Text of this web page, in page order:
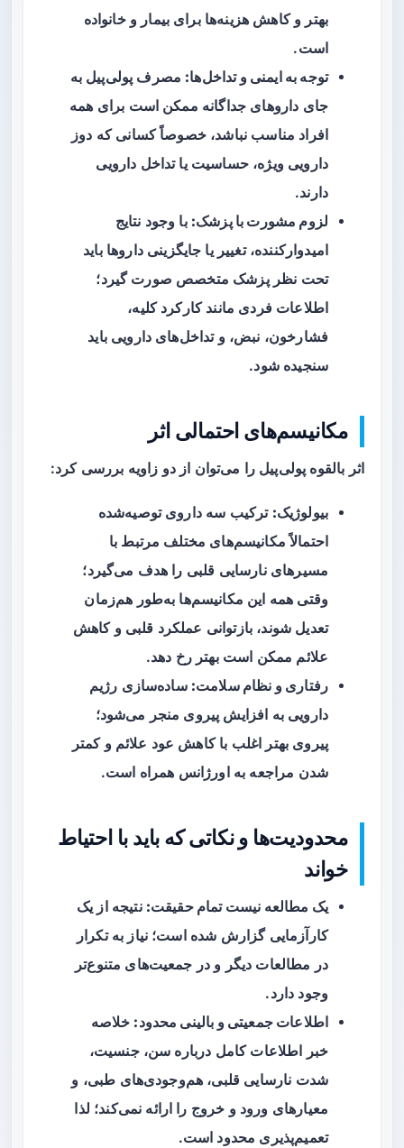
بهتر و کاهش هزینه‌ها برای بیمار و خانواده
است.
توجه به ایمنی و تداخل‌ها: مصرف پولی‌پیل به
جای داروهای جداگانه ممکن است برای همه
افراد مناسب نباشد، خصوصاً کسانی که دوز
دارویی ویژه، حساسیت یا تداخل دارویی
دارند.
لزوم مشورت با پزشک: با وجود نتایج
امیدوارکننده، تغییر یا جایگزینی داروها باید
تحت نظر پزشک متخصص صورت گیرد؛
اطلاعات فردی مانند کارکرد کلیه،
فشارخون، نبض، و تداخل‌های دارویی باید
سنجیده شود.
مکانیسم‌های احتمالی اثر
اثر بالقوه پولی‌پیل را می‌توان از دو زاویه بررسی کرد:
بیولوژیک: ترکیب سه داروی توصیه‌شده
احتمالاً مکانیسم‌های مختلف مرتبط با
مسیرهای نارسایی قلبی را هدف می‌گیرد؛
وقتی همه این مکانیسم‌ها به‌طور هم‌زمان
تعدیل شوند، بازتوانی عملکرد قلبی و کاهش
علائم ممکن است بهتر رخ دهد.
رفتاری و نظام سلامت: ساده‌سازی رژیم
دارویی به افزایش پیروی منجر می‌شود؛
پیروی بهتر اغلب با کاهش عود علائم و کمتر
شدن مراجعه به اورژانس همراه است.
محدودیت‌ها و نکاتی که باید با احتیاط
خواند
یک مطالعه نیست تمام حقیقت: نتیجه از یک
کارآزمایی گزارش شده است؛ نیاز به تکرار
در مطالعات دیگر و در جمعیت‌های متنوع‌تر
وجود دارد.
اطلاعات جمعیتی و بالینی محدود: خلاصه
خبر اطلاعات کامل درباره سن، جنسیت،
شدت نارسایی قلبی، هم‌وجودی‌های طبی، و
معیارهای ورود و خروج را ارائه نمی‌کند؛ لذا
تعمیم‌پذیری محدود است.